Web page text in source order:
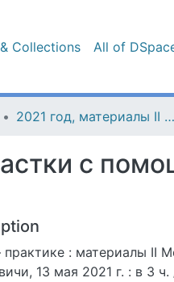
Collections All of
2021 год, материалы II Международной научно-практической конференции
с
практике : материалы II
13 мая 2021 г. : в 3